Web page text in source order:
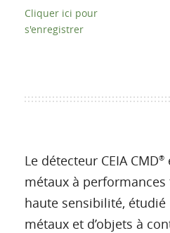
Cliquer ici pour
s'enregistrer
Le détecteur CEIA CMD®
métaux à performances
haute sensibilité,
métaux et d’objets à